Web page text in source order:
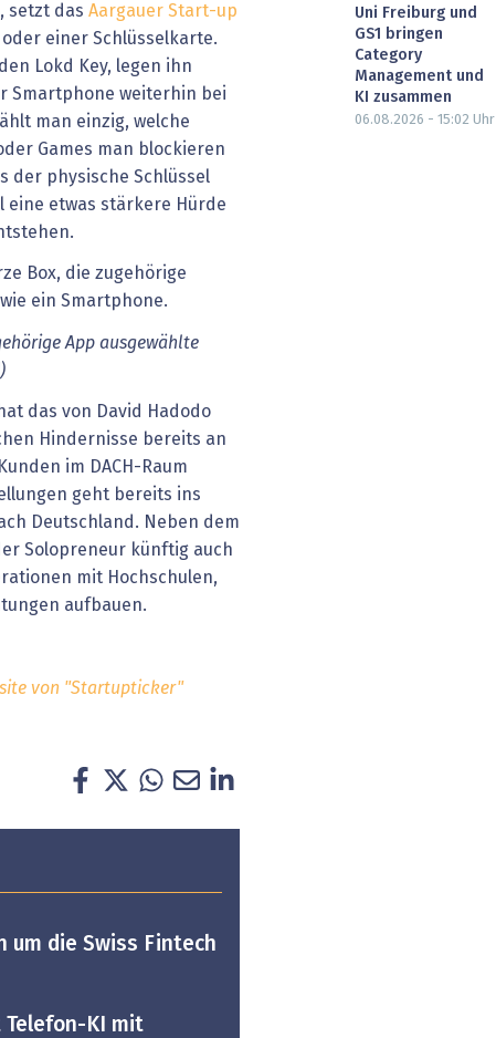
setzt das Aargauer Start-up
einer Schlüsselkarte.
Lokd Key, legen ihn
Smartphone weiterhin bei
man einzig, welche
Games man blockieren
der physische Schlüssel
eine etwas stärkere Hürde
App ausgewählte
das von David Hadodo
Hindernisse bereits an
im DACH-Raum
geht bereits ins
Deutschland. Neben dem
Solopreneur künftig auch
mit Hochschulen,
aufbauen.
von "Startupticker"
um die Swiss Fintech
KI mit
Uni Freiburg und
GS1 bringen
Category
Management und
KI zusammen
06.08.2026 - 15:02 Uhr